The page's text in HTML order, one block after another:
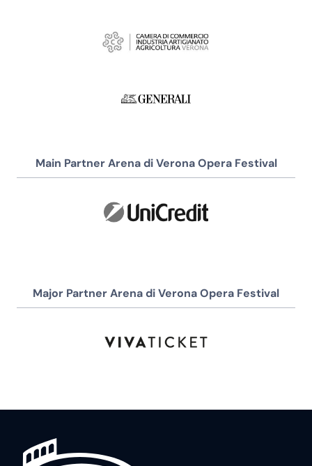
Main Partner Arena di Verona Opera Festival
Major Partner Arena di Verona Opera Festival